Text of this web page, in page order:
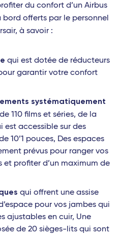
du confort d’un Airbus
offerts par le personnel
à savoir :
qui est dotée de réducteurs
garantir votre confort
systématiquement
110 films et séries, de la
est accessible sur des
10’1 pouces, Des espaces
prévus pour ranger vos
et profiter d’un maximum de
qui offrent une assise
pour vos jambes qui
ajustables en cuir, Une
de 20 sièges-lits qui sont